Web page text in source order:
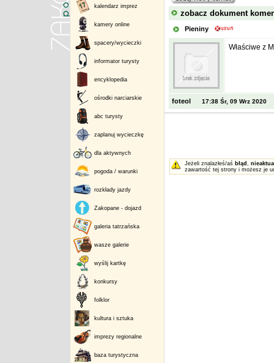
kalendarz imprez
kamery online
spacery/wycieczki
informator turysty
encyklopedia
ośrodki narciarskie
abc turysty
zaplanuj wycieczkę
dla aktywnych
pogoda / warunki
rozkłady jazdy
Zakopane - dojazd
galeria tatrzańska
wasze galerie
wyślij kartkę
konkursy
folklor
kultura i sztuka
imprezy regionalne
baza turystyczna
zobacz dokument
Pieniny
Właściwe z
foteol 17:38 Śr, 09 Wrz 2020
Jeżeli znalazłeś/aś błąd ,
zawartość tej strony i możesz je